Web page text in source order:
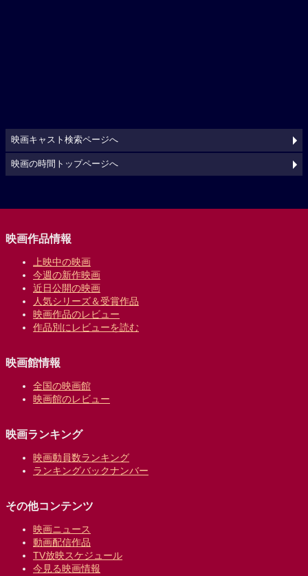
映画キャスト検索ページへ
映画の時間トップページへ
映画作品情報
上映中の映画
今週の新作映画
近日公開の映画
人気シリーズ＆受賞作品
映画作品のレビュー
作品別にレビューを読む
映画館情報
全国の映画館
映画館のレビュー
映画ランキング
映画動員数ランキング
ランキングバックナンバー
その他コンテンツ
映画ニュース
動画配信作品
TV放映スケジュール
今見る映画情報